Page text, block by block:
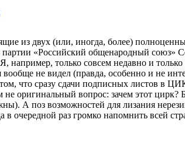
из двух (или, иногда, более)
партии «Российский общенародный союз»
например, только совсем недавно и
не видел (правда, особенно и не
что сразу сдачи подписных листов в
оригинальный вопрос: зачем этот цирк?
А поз возможностей для лизания
в очередной раз громко напомнить всей